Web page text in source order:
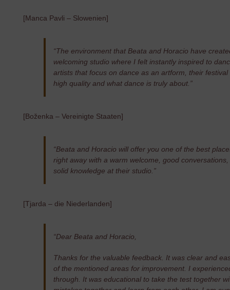
[Manca Pavli – Slowenien]
“The environment that Beata and Horacio have
welcoming studio where I felt instantly inspired to
artists that focus on dance as an artform, their
high quality and what dance is truly about.”
[Boženka – Vereinigte Staaten]
“Beata and Horacio will offer you one of the best
right away with a warm welcome, good
solid knowledge at their studio.”
[Tjarda – die Niederlanden]
“Dear Beata and Horacio,
Thanks for the valuable feedback. It was clear and
of the mentioned areas for improvement. I
through. It was educational to take the test together